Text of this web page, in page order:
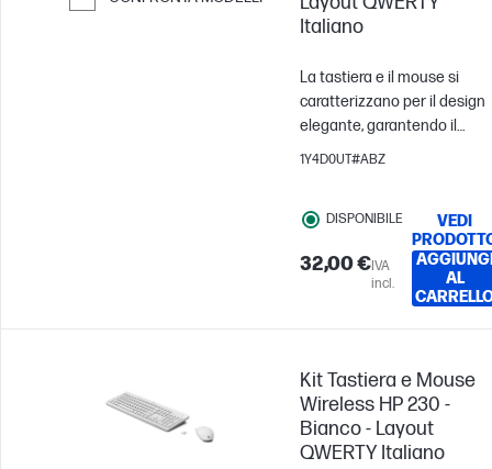
Italiano
La tastiera e il mouse si
caratterizzano per il design
elegante, garantendo il
massimo comfort e
massimo la tua produttività
senza i fastidiosi rumori di
digitazione. E la produttività
dura tutto il giorno con i
1Y4D0UT#ABZ
DISPONIBILE
32,00 €IVA
incl.
VEDI
AL
Kit Tastiera e Mouse
Wireless HP 230 -
Bianco - Layout
QWERTY Italiano